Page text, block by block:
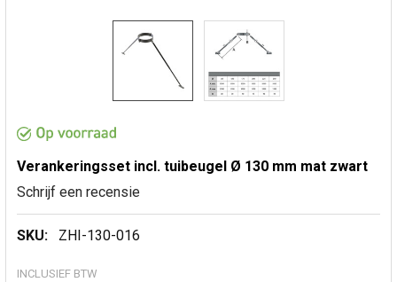
Verankeringsset incl. tuibeugel Ø 130 mm mat zwart
Schrijf een recensie
SKU: ZHI-130-016
INCLUSIEF BTW